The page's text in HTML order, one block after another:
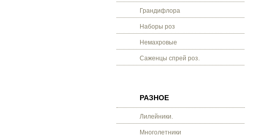
Грандифлора
Наборы роз
Немахровые
Саженцы спрей роз.
РАЗНОЕ
Лилейники.
Многолетники